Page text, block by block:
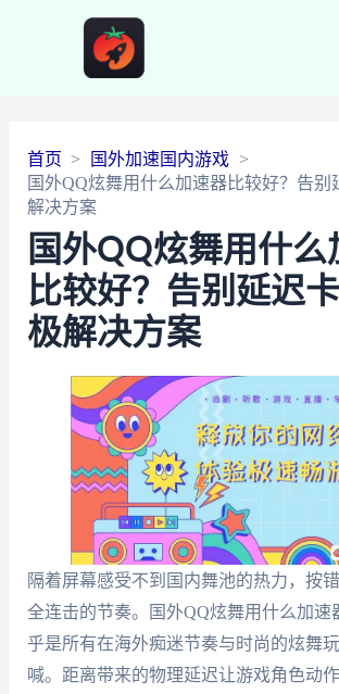
首页
国外加速国内游戏
国外QQ炫舞用什么加速器比较好？告别
解决方案
国外QQ炫舞用什么
比较好？告别延迟
极解决方案
隔着屏幕感受不到国内舞池的热力，按
全连击的节奏。国外QQ炫舞用什么加速
乎是所有在海外痴迷节奏与时尚的炫舞
喊。距离带来的物理延迟让游戏角色动